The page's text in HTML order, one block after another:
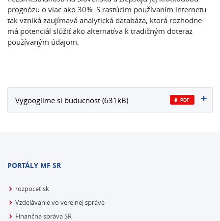
prognózu o viac ako 30%. S rastúcim používaním internetu
tak vzniká zaujímavá analytická databáza, ktorá rozhodne
má potenciál slúžiť ako alternatíva k tradičným doteraz
používaným údajom.
Vygooglime si buducnost (631kB)
PORTÁLY MF SR
rozpocet.sk
Vzdelávanie vo verejnej správe
Finančná správa SR